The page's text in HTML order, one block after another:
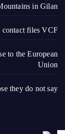
in Gilan
files VCF?
to the European
Union
they do not say!